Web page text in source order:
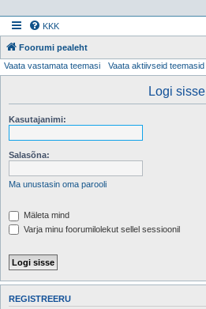
KKK
Foorumi pealeht
Vaata vastamata teemasi Vaata aktiivseid teemasid
Logi sisse
Kasutajanimi:
Salasõna:
Ma unustasin oma parooli
Mäleta mind
Varja minu foorumilolekut sellel sessioonil
REGISTREERU